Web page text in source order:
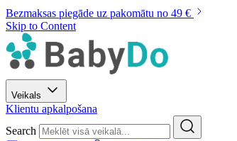
Bezmaksas piegāde uz pakomātu no 49 €
Skip to Content
Veikals
Klientu apkalpošana
Search